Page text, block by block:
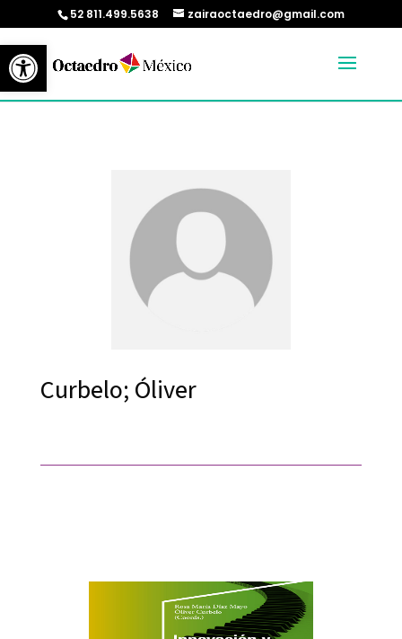
Abrir barra de herramientas
52 811.499.5638 zairaoctaedro@gmail.com
Curbelo; Óliver